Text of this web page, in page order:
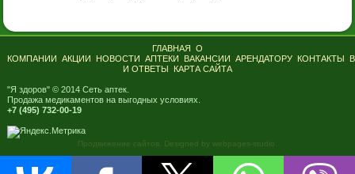
ГЛАВНАЯ О
КОМПАНИИ АКЦИИ НОВОСТИ АПТЕКИ ВАКАНСИИ АРЕНДАТОРУ КОНТАКТЫ
И ОТВЕТЫ
КАРТА САЙТА
"Я здоров" © 2014 Сеть аптек.
Продажа медикаментов на выгодных условиях.
+7 (495) 732-00-19
Продвижение сайтов. Designed by webpages-studio.